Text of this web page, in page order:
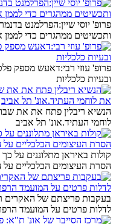
פרופ' יוסי שיין:הפרלמנט
ותכשיטים ממהגרים כדי
פרופ' עוזי רבי:דאעש מספק
ובעיות כלכליות
הנשיא ריבלין פתח את את
לוחמי העתיד.אונ' תל אביב
קולות באיראן מתלוננים על
הסרת העיצומים הכלכליים על
בעקבות פריצתם של האקרים
לדלות פרטים על המועמד